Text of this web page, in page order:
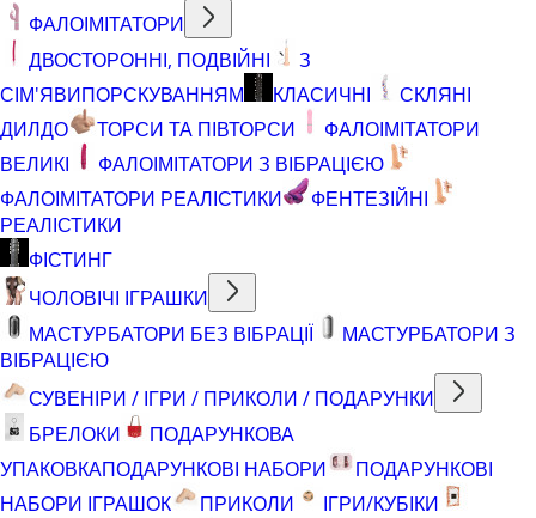
ФАЛОІМІТАТОРИ
ДВОСТОРОННІ, ПОДВІЙНІ
З
СІМ'ЯВИПОРСКУВАННЯМ
КЛАСИЧНІ
СКЛЯНІ
ДИЛДО
ТОРСИ ТА ПІВТОРСИ
ФАЛОІМІТАТОРИ
ВЕЛИКІ
ФАЛОІМІТАТОРИ З ВІБРАЦІЄЮ
ФАЛОІМІТАТОРИ РЕАЛІСТИКИ
ФЕНТЕЗІЙНІ
РЕАЛІСТИКИ
ФІСТИНГ
ЧОЛОВІЧІ ІГРАШКИ
МАСТУРБАТОРИ БЕЗ ВІБРАЦІЇ
МАСТУРБАТОРИ З
ВІБРАЦІЄЮ
СУВЕНІРИ / ІГРИ / ПРИКОЛИ / ПОДАРУНКИ
БРЕЛОКИ
ПОДАРУНКОВА
УПАКОВКАПОДАРУНКОВІ НАБОРИ
ПОДАРУНКОВІ
НАБОРИ ІГРАШОК
ПРИКОЛИ
ІГРИ/КУБІКИ